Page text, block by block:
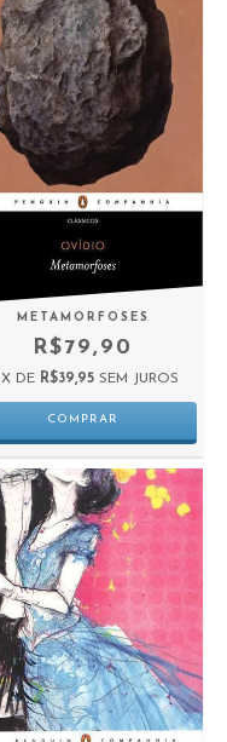
METAMORFOSES
R$79,90
X DE R$39,95 SEM JUROS